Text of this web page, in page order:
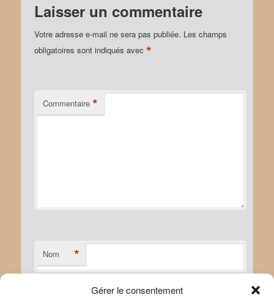
Gérer le consentement
Laisser un commentaire
Votre adresse e-mail ne sera pas publiée. Les champs
obligatoires sont indiqués avec*
Commentaire *
Nom *